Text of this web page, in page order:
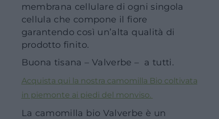
membrana cellulare di ogni singola
cellula che compone il fiore
garantendo così un’alta qualità di
prodotto finito.
Buona tisana – Valverbe – a tutti.
Acquista qui la nostra camomilla Bio coltivata
in piemonte ai piedi del monviso.
La camomilla bio Valverbe è un